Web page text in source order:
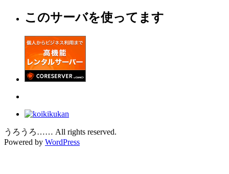
このサーバを使ってます
うろうろ…… All rights reserved.
Powered by WordPress